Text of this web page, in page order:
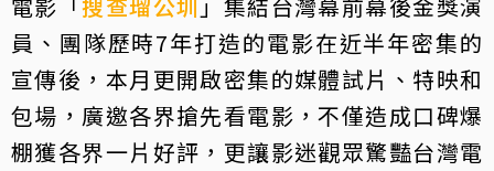
電影「搜查瑠公圳 」集結台灣幕前幕後金獎演
員、團隊歷時7年打造的電影在近半年密集的
宣傳後，本月更開啟密集的媒體試片、特映和
包場，廣邀各界搶先看電影，不僅造成口碑爆
棚獲各界一片好評，更讓影迷觀眾驚豔台灣電